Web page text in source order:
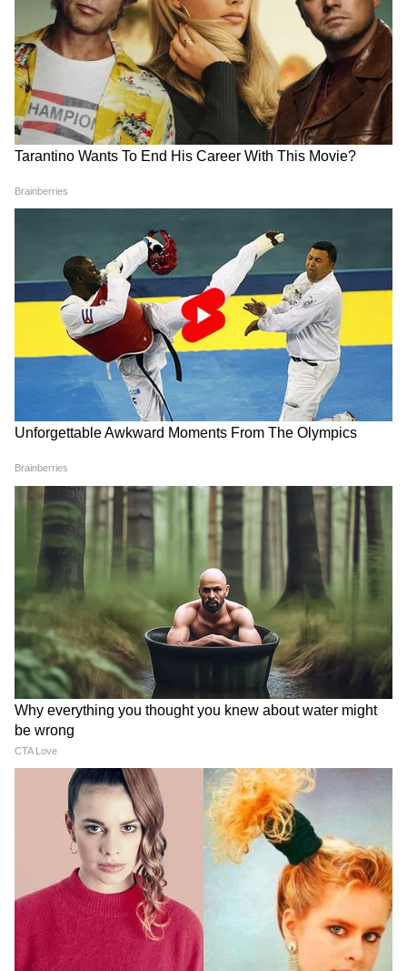
এই শহর দেখলে চমকে যাবেন!
এই সুন্দর পর্যটন কেন্দ্রে রয়েছে সুন্দর চিমনি এবং
প্রাচীন শিলা। এ ছাড়াও রয়েছে গুহা, পাথর-কাটা
গীর্জা এবং ভূগর্ভস্থ শহর।
4
8
Image Credit : Freepik
এই শহর দেখলে চমকে যাবেন!
এই জায়গায় রয়েছে ১৩০ ফুট উঁচু টিলা। এই
জায়গাটি হল খ্রিস্টানদের জন্য অন্যতম
5
Image Credit :Freepik
এই শহর দেখলে চমকে যাবেন!
দশম থেকে একাদশ শতাব্দীর মধ্যে, এই অঞ্চলে
পাথরের উপর অনেক মঠ এবং গীর্জা নির্মিত
হয়েছিল। বহু প্রাচীন গির্জা অসাধারণ অলঙ্কারে
সুন্দরভাবে সজ্জিত ছিল।